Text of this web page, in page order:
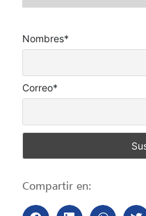
Nombres*
Correo*
Compartir en: